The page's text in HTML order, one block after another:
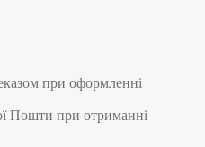
при оформленні
Пошти при отриманні